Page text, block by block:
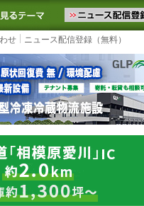
お届けします。物流ニ
入りに追加 よく見るテーマ
せ ニュース配信登録（無料）